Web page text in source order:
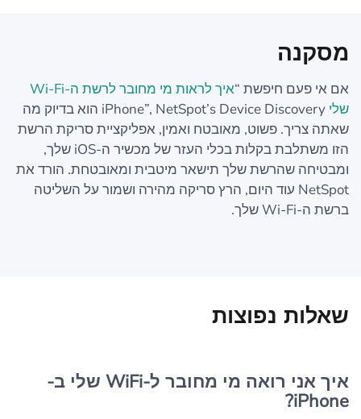
מסקנה
אם אי פעם חיפשת “
איך לראות מי מחובר לרשת ה-Wi-Fi
שלי
iPhone”, NetSpot’s Device Discovery הוא בדיוק מה
שאתה צריך. פשוט, מאובטח ואמין, אפליקציית סריקת הרשת
הזו משתלבת בקלות בכלי העזר של מכשיר ה-iOS שלך,
ומבטיחה שהרשת שלך תישאר מיטבית ומאובטחת. הורד את
NetSpot עוד היום, הרץ סריקה מהירה ושמור על השליטה
ברשת ה-Wi-Fi שלך.
שאלות נפוצות
איך אני רואה מי מחובר ל-WiFi שלי ב-
iPhone?